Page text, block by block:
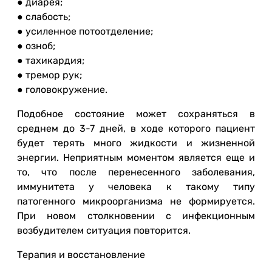
● слабость;
● усиленное потоотделение;
● озноб;
● тахикардия;
● тремор рук;
● головокружение.
Подобное состояние может сохраняться в
среднем до 3-7 дней, в ходе которого пациент
будет терять много жидкости и жизненной
энергии. Неприятным моментом является еще и
то, что после перенесенного заболевания,
иммунитета у человека к такому типу
патогенного микроорганизма не формируется.
При новом столкновении с инфекционным
возбудителем ситуация повторится.
Терапия и восстановление